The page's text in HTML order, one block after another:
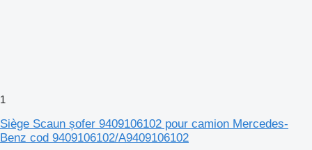
1
Siège Scaun șofer 9409106102 pour camion Mercedes-
Benz cod 9409106102/A9409106102